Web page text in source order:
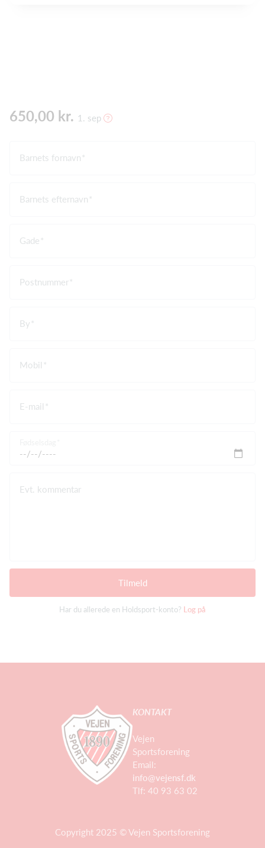
650,00 kr. 1. sep
Barnets fornavn
Barnets efternavn
Gade
Postnummer
By
Mobil
E-mail
Evt. kommentar
Tilmeld
Har du allerede en Holdsport-konto? Log på
KONTAKT
Vejen
Sportsforening
Email:
info@vejensf.dk
Tlf: 40 93 63 02
Copyright 2025 © Vejen Sportsforening